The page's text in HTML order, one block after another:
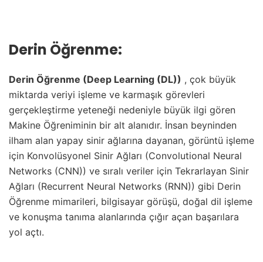
Derin Öğrenme:
Derin Öğrenme (Deep Learning (DL)) , çok büyük
miktarda veriyi işleme ve karmaşık görevleri
gerçekleştirme yeteneği nedeniyle büyük ilgi gören
Makine Öğreniminin bir alt alanıdır. İnsan beyninden
ilham alan yapay sinir ağlarına dayanan, görüntü işleme
için Konvolüsyonel Sinir Ağları (Convolutional Neural
Networks (CNN)) ve sıralı veriler için Tekrarlayan Sinir
Ağları (Recurrent Neural Networks (RNN)) gibi Derin
Öğrenme mimarileri, bilgisayar görüşü, doğal dil işleme
ve konuşma tanıma alanlarında çığır açan başarılara
yol açtı.